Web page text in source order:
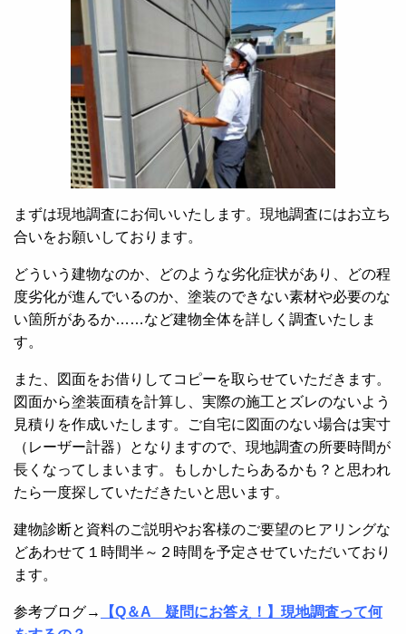
まずは現地調査にお伺いいたします。現地調査にはお立ち
合いをお願いしております。
どういう建物なのか、どのような劣化症状があり、どの程
度劣化が進んでいるのか、塗装のできない素材や必要のな
い箇所があるか……など建物全体を詳しく調査いたしま
す。
また、図面をお借りしてコピーを取らせていただきます。
図面から塗装面積を計算し、実際の施工とズレのないよう
見積りを作成いたします。ご自宅に図面のない場合は実寸
（レーザー計器）となりますので、現地調査の所要時間が
長くなってしまいます。もしかしたらあるかも？と思われ
たら一度探していただきたいと思います。
建物診断と資料のご説明やお客様のご要望のヒアリングな
どあわせて１時間半～２時間を予定させていただいており
ます。
参考ブログ→
【Q＆A 疑問にお答え！】現地調査って何